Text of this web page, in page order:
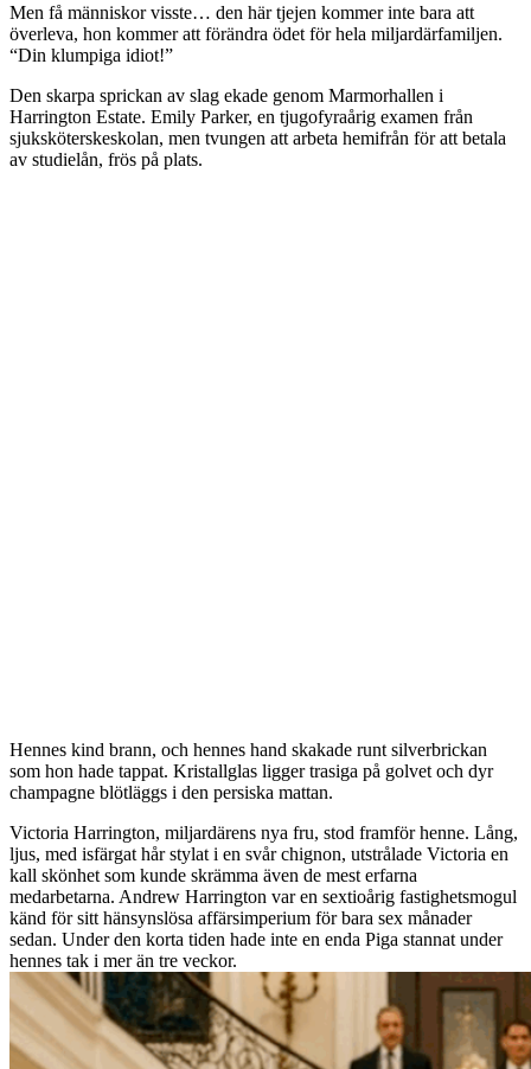
Men få människor visste… den här tjejen kommer inte bara att
överleva, hon kommer att förändra ödet för hela miljardärfamiljen.
“Din klumpiga idiot!”
Den skarpa sprickan av slag ekade genom Marmorhallen i
Harrington Estate. Emily Parker, en tjugofyraårig examen från
sjuksköterskeskolan, men tvungen att arbeta hemifrån för att betala
av studielån, frös på plats.
Hennes kind brann, och hennes hand skakade runt silverbrickan
som hon hade tappat. Kristallglas ligger trasiga på golvet och dyr
champagne blötläggs i den persiska mattan.
Victoria Harrington, miljardärens nya fru, stod framför henne. Lång,
ljus, med isfärgat hår stylat i en svår chignon, utstrålade Victoria en
kall skönhet som kunde skrämma även de mest erfarna
medarbetarna. Andrew Harrington var en sextioårig fastighetsmogul
känd för sitt hänsynslösa affärsimperium för bara sex månader
sedan. Under den korta tiden hade inte en enda Piga stannat under
hennes tak i mer än tre veckor.